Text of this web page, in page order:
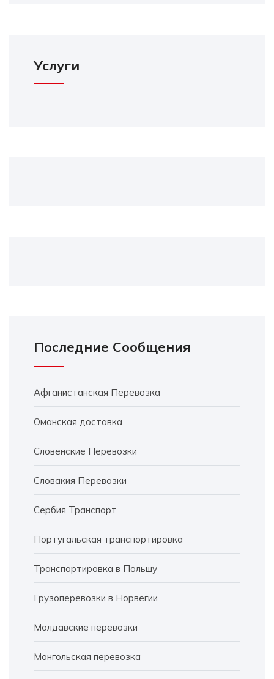
Услуги
Последние Сообщения
Афганистанская Перевозка
Оманская доставка
Словенские Перевозки
Словакия Перевозки
Сербия Транспорт
Португальская транспортировка
Транспортировка в Польшу
Грузоперевозки в Норвегии
Молдавские перевозки
Монгольская перевозка